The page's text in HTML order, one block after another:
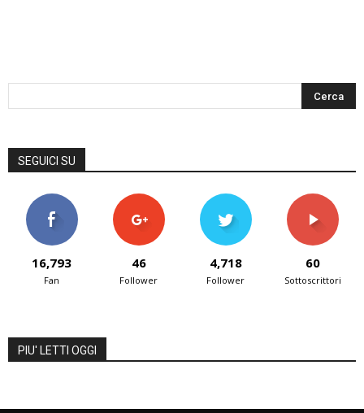
SEGUICI SU
16,793
Fan
46
Follower
4,718
Follower
60
Sottoscrittori
PIU' LETTI OGGI